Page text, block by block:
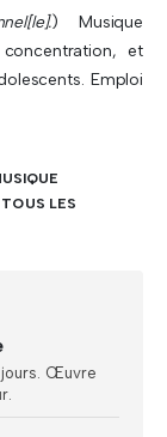
) Musique
et
Emploi
LES
jours. Œuvre